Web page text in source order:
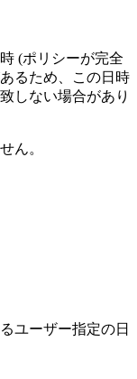
(ポリシーが完全
るため、この日時
しない場合があり
ん。
ユーザー指定の日